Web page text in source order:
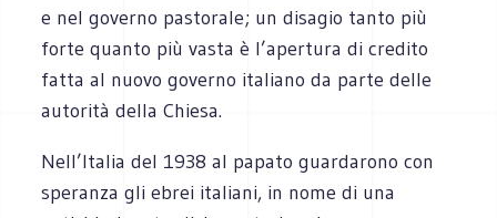
e nel governo pastorale; un disagio tanto più
forte quanto più vasta è l’apertura di credito
fatta al nuovo governo italiano da parte delle
autorità della Chiesa.
Nell’Italia del 1938 al papato guardarono con
speranza gli ebrei italiani, in nome di una